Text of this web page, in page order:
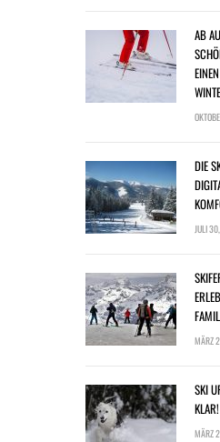
AB
DIE
JULI
MÄRZ
SKI
KLAR!
MÄRZ